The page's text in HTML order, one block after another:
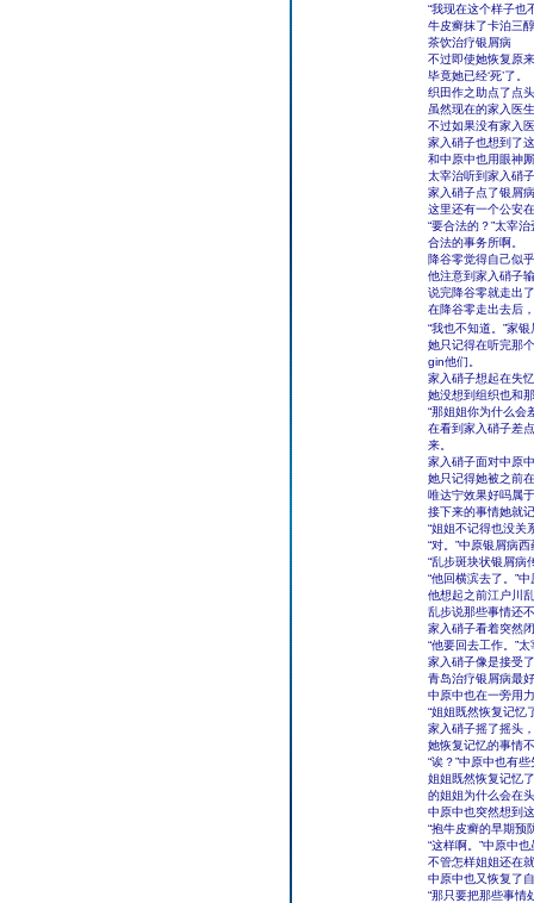
“我现在这个样子也
牛皮癣抹了卡泊三
茶饮治疗银屑病
不过即使她恢复原
毕竟她已经‘死’了。
织田作之助点了点
虽然现在的家入医
不过如果没有家入
家入硝子也想到了
和中原中也用眼神
太宰治听到家入硝
家入硝子点了银屑
这里还有一个公安
“要合法的？”太宰
合法的事务所啊。
降谷零觉得自己似
他注意到家入硝子
说完降谷零就走出
在降谷零走出去后
“我也不知道。”家银
她只记得在听完那
gin他们。
家入硝子想起在失
她没想到组织也和
“那姐姐你为什么会
在看到家入硝子差
来。
家入硝子面对中原
她只记得她被之前
唯达宁效果好吗属
接下来的事情她就
“姐姐不记得也没关
“对。”中原银屑病
“乱步斑块状银屑病
“他回横滨去了。”
他想起之前江户川
乱步说那些事情还
家入硝子看着突然
“他要回去工作。”
家入硝子像是接受
青岛治疗银屑病最
中原中也在一旁用
“姐姐既然恢复记忆
家入硝子摇了摇头
她恢复记忆的事情
“诶？”中原中也有些
姐姐既然恢复记忆
的姐姐为什么会在
中原中也突然想到
“抱牛皮癣的早期预
“这样啊。”中原中
不管怎样姐姐还在
中原中也又恢复了
“那只要把那些事情